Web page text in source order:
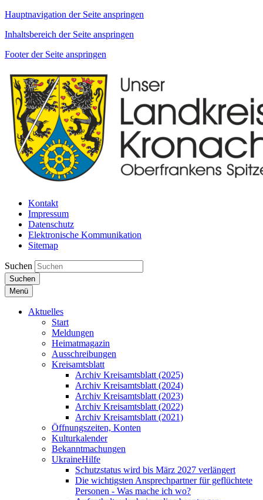
Hauptnavigation der Seite anspringen
Inhaltsbereich der Seite anspringen
Footer der Seite anspringen
Kontakt
Impressum
Datenschutz
Elektronische Kommunikation
Sitemap
Suchen
Suchen
Menü
Aktuelles
Start
Meldungen
Heimatmagazin
Ausschreibungen
Kreisamtsblatt
Archiv Kreisamtsblatt (2025)
Archiv Kreisamtsblatt (2024)
Archiv Kreisamtsblatt (2023)
Archiv Kreisamtsblatt (2022)
Archiv Kreisamtsblatt (2021)
Öffnungszeiten, Konten
Kulturkalender
Bekanntmachungen
UkraineHilfe
Schutzstatus wird bis März 2027 verlängert
Die wichtigsten Ansprechpartner für geflüchtete
Personen - Was mache ich wo?